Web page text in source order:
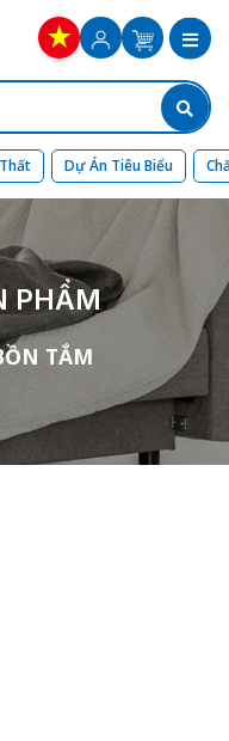
Dự Án Tiêu Biểu
PHẨM
TẮM